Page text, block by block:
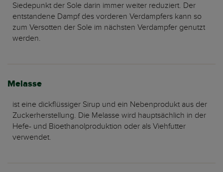
Siedepunkt der Sole darin immer weiter reduziert. Der
entstandene Dampf des vorderen Verdampfers kann so
zum Versotten der Sole im nächsten Verdampfer genutzt
werden.
Melasse
ist eine dickflüssiger Sirup und ein Nebenprodukt aus der
Zuckerherstellung. Die Melasse wird hauptsächlich in der
Hefe- und Bioethanolproduktion oder als Viehfutter
verwendet.